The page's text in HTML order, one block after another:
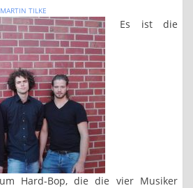
MARTIN TILKE
Es ist die
Hard-Bop, die die vier Musiker